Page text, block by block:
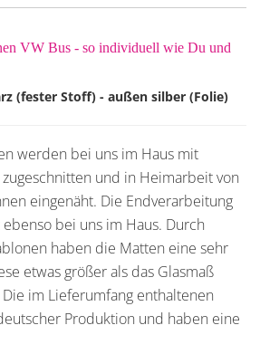
VW Bus - so individuell wie Du und
(fester Stoff) - außen silber (Folie)
werden bei uns im Haus mit
und in Heimarbeit von
eingenäht. Die Endverarbeitung
bei uns im Haus. Durch
haben die Matten eine sehr
etwas größer als das Glasmaß
im Lieferumfang enthaltenen
Produktion und haben eine